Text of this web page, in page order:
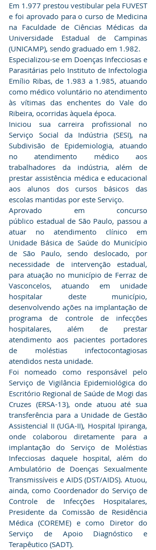
Em 1.977 prestou vestibular pela FUVEST
e foi aprovado para o curso de Medicina
na Faculdade de Ciências Médicas da
Universidade Estadual de Campinas
(UNICAMP), sendo graduado em 1.982.
Especializou-se em Doenças Infecciosas e
Parasitárias pelo Instituto de Infectologia
Emílio Ribas, de 1.983 a 1.985, atuando
como médico voluntário no atendimento
às vítimas das enchentes do Vale do
Ribeira, ocorridas àquela época.
Iniciou sua carreira profissional no
Serviço Social da Indústria (SESI), na
Subdivisão de Epidemiologia, atuando
no atendimento médico aos
trabalhadores da indústria, além de
prestar assistência médica e educacional
aos alunos dos cursos básicos das
escolas mantidas por este Serviço.
Aprovado em concurso
público estadual de São Paulo, passou a
atuar no atendimento clínico em
Unidade Básica de Saúde do Município
de São Paulo, sendo deslocado, por
necessidade de intervenção estadual,
para atuação no município de Ferraz de
Vasconcelos, atuando em unidade
hospitalar deste município,
desenvolvendo ações na implantação de
programa de controle de infecções
hospitalares, além de prestar
atendimento aos pacientes portadores
de moléstias infectocontagiosas
atendidos nesta unidade.
Foi nomeado como responsável pelo
Serviço de Vigilância Epidemiológica do
Escritório Regional de Saúde de Mogi das
Cruzes (ERSA-13), onde atuou até sua
transferência para a Unidade de Gestão
Assistencial II (UGA-II), Hospital Ipiranga,
onde colaborou diretamente para a
implantação do Serviço de Moléstias
Infecciosas daquele hospital, além do
Ambulatório de Doenças Sexualmente
Transmissíveis e AIDS (DST/AIDS). Atuou,
ainda, como Coordenador do Serviço de
Controle de Infecções Hospitalares,
Presidente da Comissão de Residência
Médica (COREME) e como Diretor do
Serviço de Apoio Diagnóstico e
Terapêutico (SADT).